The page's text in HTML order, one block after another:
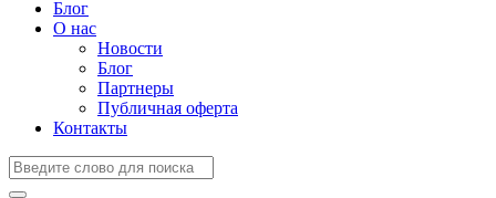
Блог
О нас
Новости
Блог
Партнеры
Публичная оферта
Контакты